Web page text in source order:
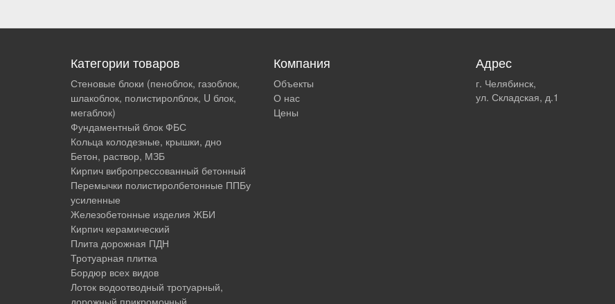
Категории товаров
Стеновые блоки (пеноблок, газоблок,
шлакоблок, полистиролблок, U блок,
мегаблок)
Фундаментный блок ФБС
Кольца колодезные, крышки, дно
Бетон, раствор, МЗБ
Кирпич вибропрессованный бетонный
Перемычки полистиролбетонные ППБу
усиленные
Железобетонные изделия ЖБИ
Кирпич керамический
Плита дорожная ПДН
Тротуарная плитка
Бордюр всех видов
Лоток водоотводный тротуарный,
дорожный прикромочный
Компания
Объекты
О нас
Цены
Адрес
г. Челябинск,
ул. Складская, д.1